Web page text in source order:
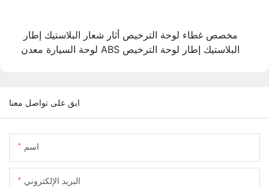
مخصص غطاء لوحة الترخيص أثار شعار البلاستيك إطار
لوحة السيارة معدن ABS البلاستيك إطار لوحة الترخيص
ابق على تواصل معنا
اسم
البريد الإلكتروني